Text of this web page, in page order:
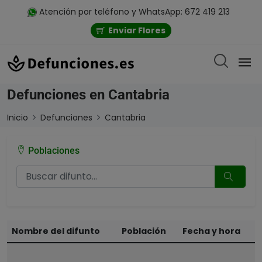
Atención por teléfono y WhatsApp: 672 419 213
Enviar Flores
Defunciones en Cantabria
Inicio Defunciones Cantabria
Poblaciones
Nombre del difunto Población Fecha y hora